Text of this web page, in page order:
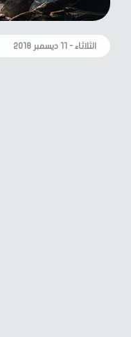
الثلاثاء - ١١ ديسمبر ٢٠١٨